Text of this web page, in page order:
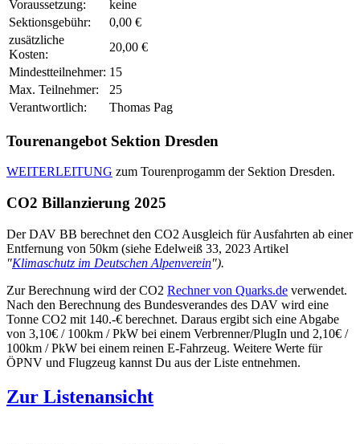
Voraussetzung:
keine
Sektionsgebühr:
0,00 €
zusätzliche
Kosten:
20,00 €
Mindestteilnehmer: 15
Max. Teilnehmer:
25
Verantwortlich:
Thomas Pag
Tourenangebot Sektion Dresden
WEITERLEITUNG zum Tourenprogamm der Sektion Dresden.
CO2 Billanzierung 2025
Der DAV BB berechnet den CO2 Ausgleich für Ausfahrten ab einer
Entfernung von 50km (siehe Edelweiß 33, 2023 Artikel
"Klimaschutz im Deutschen Alpenverein").
Zur Berechnung wird der CO2 Rechner von Quarks.de verwendet.
Nach den Berechnung des Bundesverandes des DAV wird eine
Tonne CO2 mit 140.-€ berechnet. Daraus ergibt sich eine Abgabe
von 3,10€ / 100km / PkW bei einem Verbrenner/PlugIn und 2,10€ /
100km / PkW bei einem reinen E-Fahrzeug. Weitere Werte für
ÖPNV und Flugzeug kannst Du aus der Liste entnehmen.
Zur Listenansicht